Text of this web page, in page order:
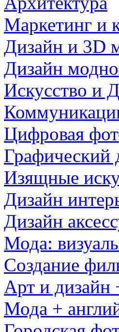
Маркетинг и
Дизайн и 3D
Дизайн
Искусство и
Цифровая
Графический
Изящные
Дизайн
Дизайн
Мода:
Создание
Арт и дизайн
Мода +